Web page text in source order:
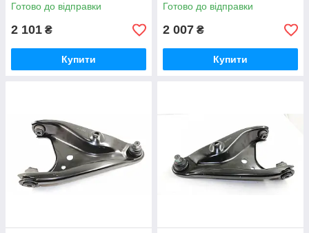
Готово до відправки
2 101 ₴
Купити
Готово до відправки
2 007 ₴
Купити